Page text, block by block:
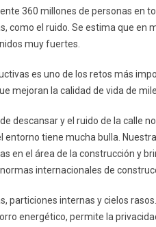
360 millones de personas en
como el ruido. Se estima que en
muy fuertes.
es uno de los retos más
mejoran la calidad de vida de
descansar y el ruido de la calle
tiene mucha bulla.
en el área de la construcción y
internacionales de
particiones internas y cielos
energético, permite la